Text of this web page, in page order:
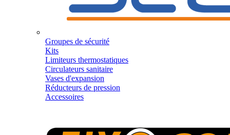
Groupes de sécurité
Kits
Limiteurs thermostatiques
Circulateurs sanitaire
Vases d'expansion
Réducteurs de pression
Accessoires